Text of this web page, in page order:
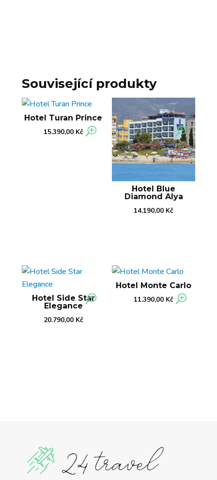
Související produkty
Hotel Turan Prince
15.390,00 Kč
Hotel Blue
Diamond Alya
14.190,00 Kč
Hotel Side Star
Elegance
20.790,00 Kč
Hotel Monte Carlo
11.390,00 Kč